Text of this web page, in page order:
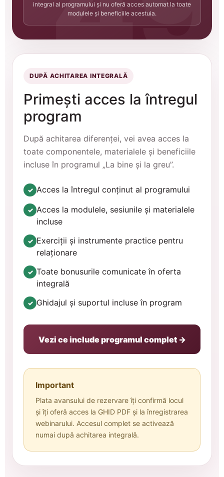
integral al programului și nu oferă acces automat la toate
modulele și beneficiile acestuia.
DUPĂ ACHITAREA INTEGRALĂ
Primești acces la întregul
program
După achitarea diferenței, vei avea acces la
toate componentele, materialele și beneficiile
incluse în programul „La bine și la greu”.
✓ Acces la întregul conținut al programului
✓ Acces la modulele, sesiunile și materialele
incluse
✓ Exerciții și instrumente practice pentru
relaționare
✓ Toate bonusurile comunicate în oferta
integrală
✓ Ghidajul și suportul incluse în program
Vezi ce include programul complet →
Important
Plata avansului de rezervare îți confirmă locul
și îți oferă acces la GHID PDF și la înregistrarea
webinarului. Accesul complet se activează
numai după achitarea integrală.